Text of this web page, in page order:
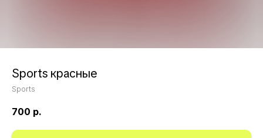
Sports красные
Sports
700 р.